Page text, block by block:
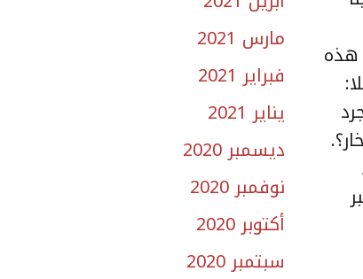
هذه
مارس 2021
فبراير 2021
يناير 2021
ديسمبر 2020
نوفمبر 2020
أكتوبر 2020
سبتمبر 2020